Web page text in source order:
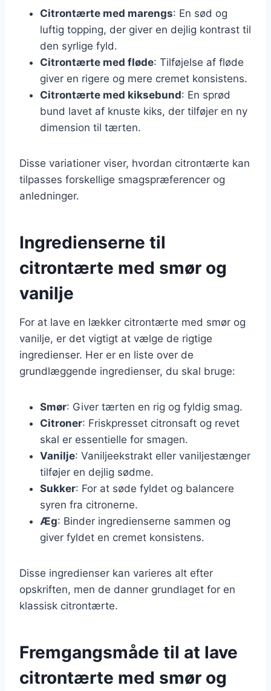
Citrontærte med marengs: En sød og
luftig topping, der giver en dejlig kontrast til
den syrlige fyld.
Citrontærte med fløde: Tilføjelse af fløde
giver en rigere og mere cremet konsistens.
Citrontærte med kiksebund: En sprød
bund lavet af knuste kiks, der tilføjer en ny
dimension til tærten.
Disse variationer viser, hvordan citrontærte kan
tilpasses forskellige smagspræferencer og
anledninger.
Ingredienserne til
citrontærte med smør og
vanilje
For at lave en lækker citrontærte med smør og
vanilje, er det vigtigt at vælge de rigtige
ingredienser. Her er en liste over de
grundlæggende ingredienser, du skal bruge:
Smør: Giver tærten en rig og fyldig smag.
Citroner: Friskpresset citronsaft og revet
skal er essentielle for smagen.
Vanilje: Vaniljeekstrakt eller vaniljestænger
tilføjer en dejlig sødme.
Sukker: For at søde fyldet og balancere
syren fra citronerne.
Æg: Binder ingredienserne sammen og
giver fyldet en cremet konsistens.
Disse ingredienser kan varieres alt efter
opskriften, men de danner grundlaget for en
klassisk citrontærte.
Fremgangsmåde til at lave
citrontærte med smør og